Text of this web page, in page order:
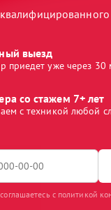
выезд
приедет уже через 30
со стажем 7+ лет
с техникой любой
с политикой